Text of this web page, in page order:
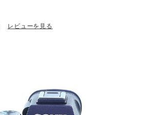
レビューを見る